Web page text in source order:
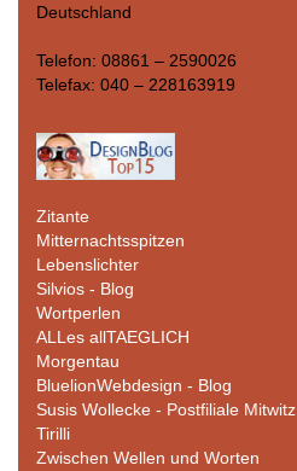
Deutschland
Telefon: 08861 – 2590026
Telefax: 040 – 228163919
Zitante
Mitternachtsspitzen
Lebenslichter
Silvios - Blog
Wortperlen
ALLes allTAEGLICH
Morgentau
BluelionWebdesign - Blog
Susis Wollecke - Postfiliale Mitwitz
Tirilli
Zwischen Wellen und Worten